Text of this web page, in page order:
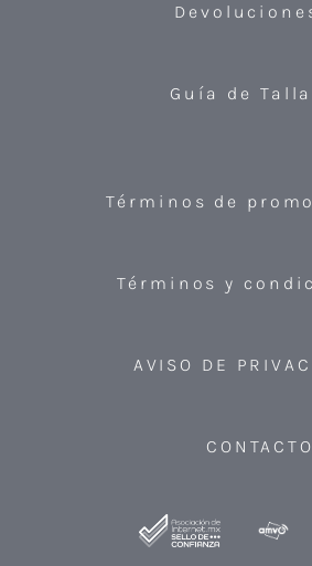
Guía de
Términos de
Términos y
AVISO DE
CONTACTO